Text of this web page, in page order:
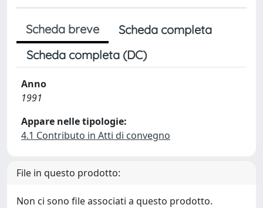
Scheda breve
Scheda completa
Scheda completa (DC)
Anno
1991
Appare nelle tipologie:
4.1 Contributo in Atti di convegno
File in questo prodotto:
Non ci sono file associati a questo prodotto.